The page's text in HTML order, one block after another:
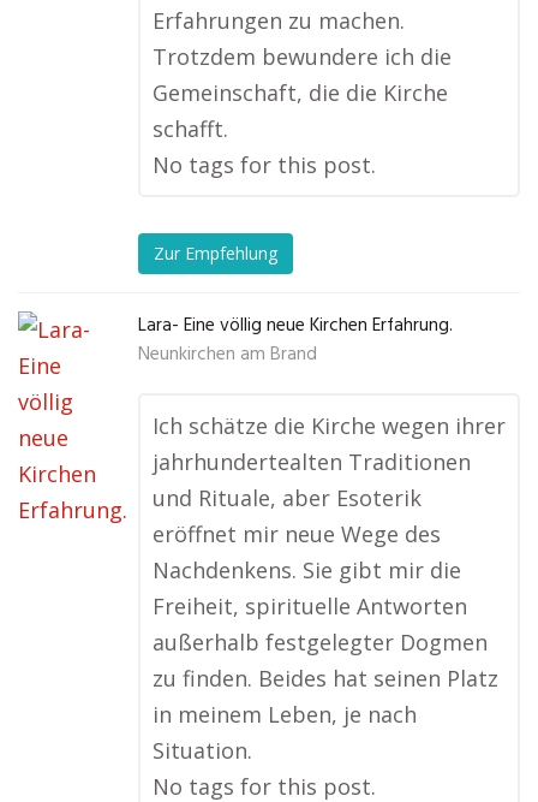
Erfahrungen zu machen.
Trotzdem bewundere ich die
Gemeinschaft, die die Kirche
schafft.
No tags for this post.
Zur Empfehlung
Lara- Eine völlig neue Kirchen Erfahrung.
Neunkirchen am Brand
Ich schätze die Kirche wegen ihrer
jahrhundertealten Traditionen
und Rituale, aber Esoterik
eröffnet mir neue Wege des
Nachdenkens. Sie gibt mir die
Freiheit, spirituelle Antworten
außerhalb festgelegter Dogmen
zu finden. Beides hat seinen Platz
in meinem Leben, je nach
Situation.
No tags for this post.